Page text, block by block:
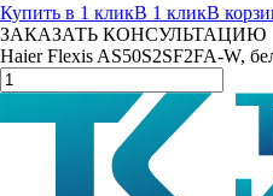
Купить в 1 кликВ 1 кликВ
ЗАКАЗАТЬ КОНСУЛЬТАЦИЮ
Haier Flexis AS50S2SF2FA-W,